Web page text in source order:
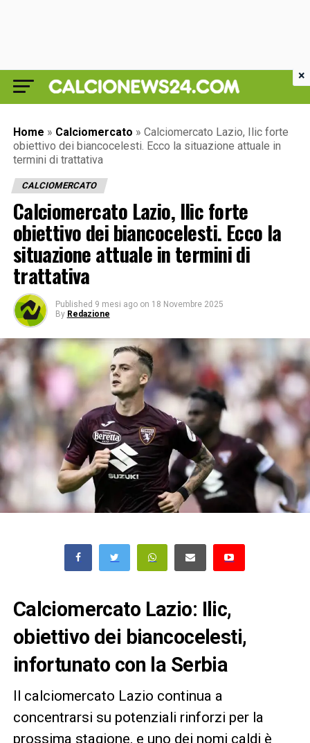
Home » Calciomercato » Calciomercato Lazio, Ilic forte
obiettivo dei biancocelesti. Ecco la situazione attuale in
termini di trattativa
CALCIOMERCATO
Calciomercato Lazio, Ilic forte
obiettivo dei biancocelesti. Ecco la
situazione attuale in termini di
trattativa
Published 9 mesi ago on 18 Novembre 2025
By Redazione
Calciomercato Lazio: Ilic,
obiettivo dei biancocelesti,
infortunato con la Serbia
Il calciomercato Lazio continua a
concentrarsi su potenziali rinforzi per la
prossima stagione, e uno dei nomi caldi è
×